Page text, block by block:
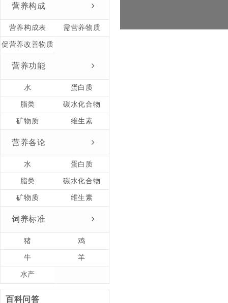
营养构成
营养构成表 需营养物质
促营养改善物质
营养功能
水 蛋白质
脂类 碳水化合物
矿物质 维生素
营养各论
水 蛋白质
脂类 碳水化合物
矿物质 维生素
饲养标准
猪 鸡
牛 羊
水产
百科问答